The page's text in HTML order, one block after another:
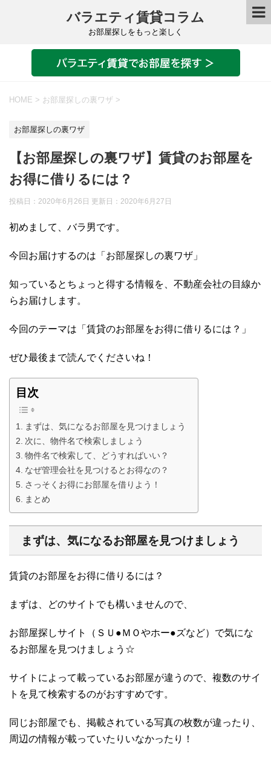
バラエティ賃貸コラム
お部屋探しをもっと楽しく
HOME > お部屋探しの裏ワザ >
お部屋探しの裏ワザ
【お部屋探しの裏ワザ】賃貸のお部屋を
お得に借りるには？
投稿日：2020年6月26日 更新日： 2020年6月27日
初めまして、バラ男です。
今回お届けするのは「お部屋探しの裏ワザ」
知っているとちょっと得する情報を、不動産会社の目線か
らお届けします。
今回のテーマは「賃貸のお部屋をお得に借りるには？」
ぜひ最後まで読んでくださいね！
目次
まずは、気になるお部屋を見つけましょう
次に、物件名で検索しましょう
物件名で検索して、どうすればいい？
なぜ管理会社を見つけるとお得なの？
さっそくお得にお部屋を借りよう！
まとめ
まずは、気になるお部屋を見つけましょう
賃貸のお部屋をお得に借りるには？
まずは、どのサイトでも構いませんので、
お部屋探しサイト（ＳＵ●ＭＯやホー●ズなど）で気にな
るお部屋を見つけましょう☆
サイトによって載っているお部屋が違うので、複数のサイ
トを見て検索するのがおすすめです。
同じお部屋でも、掲載されている写真の枚数が違ったり、
周辺の情報が載っていたりいなかったり！